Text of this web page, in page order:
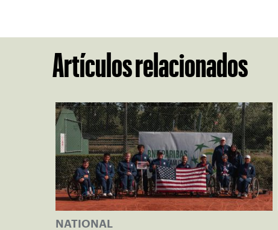
Artículos relacionados
NATIONAL